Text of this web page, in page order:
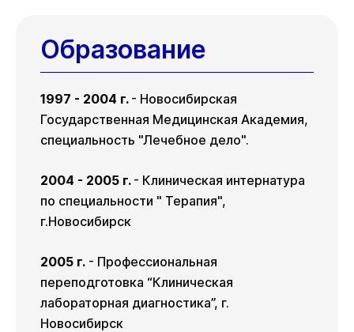
Образование
1997 - 2004 г. - Новосибирская
Государственная Медицинская Академия,
специальность "Лечебное дело".
2004 - 2005 г. - Клиническая интернатура
по специальности " Терапия",
г.Новосибирск
2005 г. - Профессиональная
переподготовка “Клиническая
лабораторная диагностика”, г.
Новосибирск